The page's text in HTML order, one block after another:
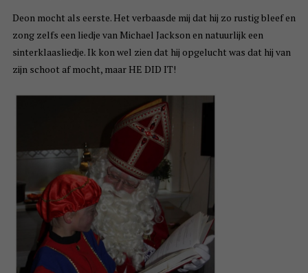
Deon mocht als eerste. Het verbaasde mij dat hij zo rustig bleef en
zong zelfs een liedje van Michael Jackson en natuurlijk een
sinterklaasliedje. Ik kon wel zien dat hij opgelucht was dat hij van
zijn schoot af mocht, maar HE DID IT!